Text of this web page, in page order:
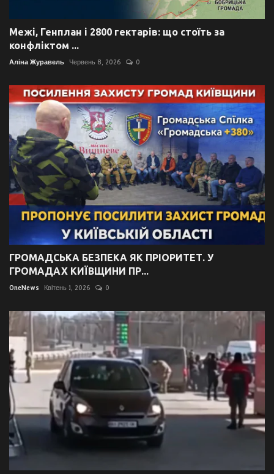
Межі, Генплан і 2800 гектарів: що стоїть за
конфліктом ...
Аліна Журавель Червень 8, 2026 0
ГРОМАДСЬКА БЕЗПЕКА ЯК ПРІОРИТЕТ. У
ГРОМАДАХ КИЇВЩИНИ ПР...
OneNews Квітень 1, 2026 0